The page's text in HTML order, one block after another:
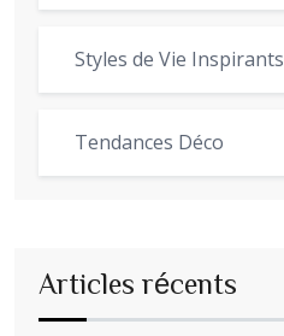
Styles de Vie Inspirants
Tendances Déco
Articles récents